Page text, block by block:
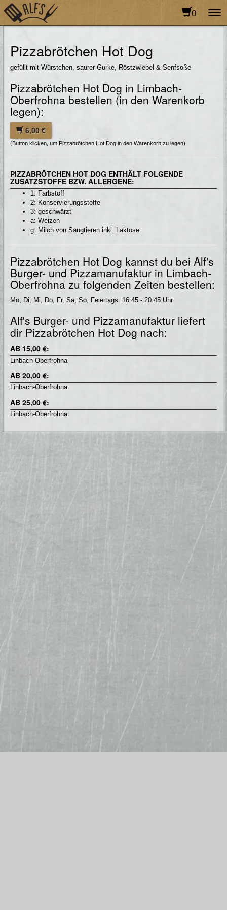
0
Pizzabrötchen Hot Dog
gefüllt mit Würstchen, saurer Gurke, Röstzwiebel & Senfsoße
Pizzabrötchen Hot Dog in Limbach-
Oberfrohna bestellen (in den Warenkorb
legen):
6,00 €
(Button klicken, um Pizzabrötchen Hot Dog in den Warenkorb zu legen)
PIZZABRÖTCHEN HOT DOG ENTHÄLT FOLGENDE
ZUSATZSTOFFE BZW. ALLERGENE:
1: Farbstoff
2: Konservierungsstoffe
3: geschwärzt
a: Weizen
g: Milch von Saugtieren inkl. Laktose
Pizzabrötchen Hot Dog kannst du bei Alf's
Burger- und Pizzamanufaktur in Limbach-
Oberfrohna zu folgenden Zeiten bestellen:
Mo, Di, Mi, Do, Fr, Sa, So, Feiertags: 16:45 - 20:45 Uhr
Alf's Burger- und Pizzamanufaktur liefert
dir Pizzabrötchen Hot Dog nach:
AB 15,00 €:
Linbach-Oberfrohna
AB 20,00 €:
Linbach-Oberfrohna
AB 25,00 €:
Linbach-Oberfrohna